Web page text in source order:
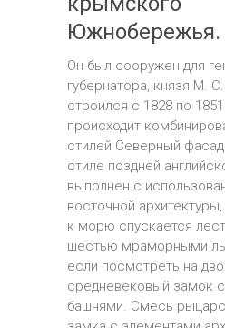
Южнобережья.
Он был сооружен для
губернатора, князя М.
строился с 1828 по
происходит
стилей Северный
стиле поздней
выполнен с
восточной
к морю спускается
шестью мраморными
если посмотреть на
средневековый замок
башнями. Смесь